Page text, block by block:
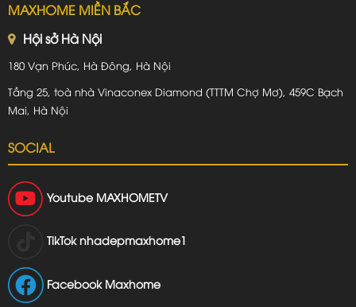
MAXHOME MIỀN BẮC
Hội sở Hà Nội
180 Vạn Phúc, Hà Đông, Hà Nội
Tầng 25, toà nhà Vinaconex Diamond (TTTM Chợ Mơ), 459C Bạch
Mai, Hà Nội
SOCIAL
Youtube MAXHOMETV
TikTok nhadepmaxhome1
Facebook Maxhome